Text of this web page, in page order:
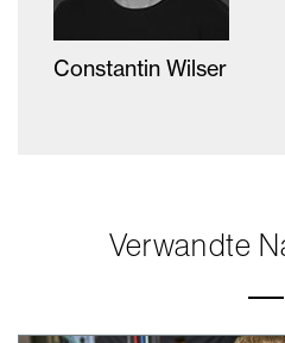
Constantin Wilser
Verwandte